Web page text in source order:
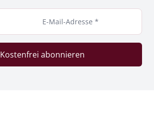
E-Mail-Adresse *
Kostenfrei abonnieren